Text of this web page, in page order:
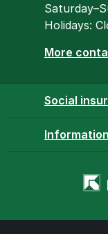
Holidays:
More
Social